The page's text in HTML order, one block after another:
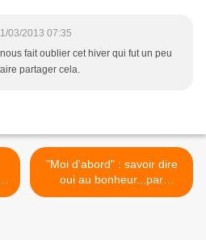
03/2013 07:35
fait oublier cet hiver qui fut un peu
partager cela.
"Moi d'abord" : savoir dire
oui au bonheur...par
Isabelle Dastroy >